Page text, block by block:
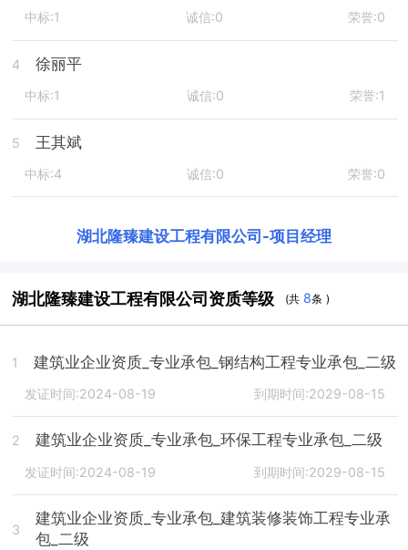
中标:1 诚信:0 荣誉:0
4 徐丽平
中标:1 诚信:0 荣誉:1
5 王其斌
中标:4 诚信:0 荣誉:0
湖北隆臻建设工程有限公司 -项目经理
湖北隆臻建设工程有限公司资质等级 (共 8条 )
1 建筑业企业资质_专业承包_钢结构工程专业承包_二级
发证时间:2024-08-19 到期时间:2029-08-15
2 建筑业企业资质_专业承包_环保工程专业承包_二级
发证时间:2024-08-19 到期时间:2029-08-15
3
建筑业企业资质_专业承包_建筑装修装饰工程专业承
包_二级